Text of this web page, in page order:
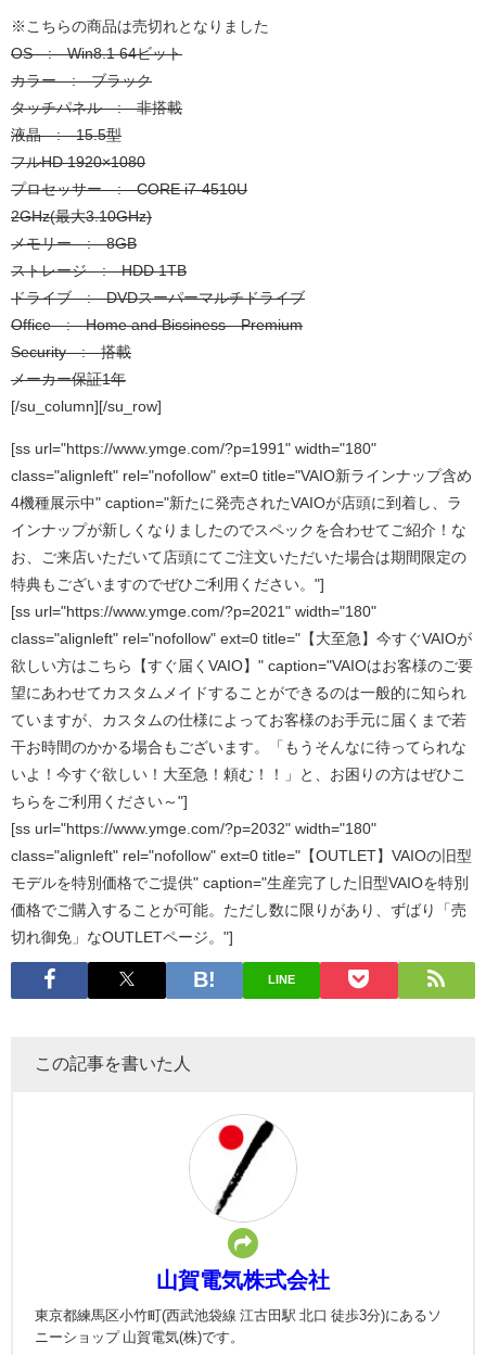
※こちらの商品は売切れとなりました
OS : Win8.1 64ビット
カラー : ブラック
タッチパネル : 非搭載
液晶 : 15.5型
フルHD 1920×1080
プロセッサー : CORE i7-4510U
2GHz(最大3.10GHz)
メモリー : 8GB
ストレージ : HDD 1TB
ドライブ : DVDスーパーマルチドライブ
Office : Home and Bissiness Premium
Security : 搭載
メーカー保証1年
[/su_column][/su_row]
[ss url="https://www.ymge.com/?p=1991" width="180"
class="alignleft" rel="nofollow" ext=0 title="VAIO新ラインナップ含め
4機種展示中" caption="新たに発売されたVAIOが店頭に到着し、ラ
インナップが新しくなりましたのでスペックを合わせてご紹介！な
お、ご来店いただいて店頭にてご注文いただいた場合は期間限定の
特典もございますのでぜひご利用ください。"]
[ss url="https://www.ymge.com/?p=2021" width="180"
class="alignleft" rel="nofollow" ext=0 title="【大至急】今すぐVAIOが
欲しい方はこちら【すぐ届くVAIO】" caption="VAIOはお客様のご要
望にあわせてカスタムメイドすることができるのは一般的に知られ
ていますが、カスタムの仕様によってお客様のお手元に届くまで若
干お時間のかかる場合もございます。「もうそんなに待ってられな
いよ！今すぐ欲しい！大至急！頼む！！」と、お困りの方はぜひこ
ちらをご利用ください～"]
[ss url="https://www.ymge.com/?p=2032" width="180"
class="alignleft" rel="nofollow" ext=0 title="【OUTLET】VAIOの旧型
モデルを特別価格でご提供" caption="生産完了した旧型VAIOを特別
価格でご購入することが可能。ただし数に限りがあり、ずばり「売
切れ御免」なOUTLETページ。"]
LINE
この記事を書いた人
山賀電気株式会社
東京都練馬区小竹町(西武池袋線 江古田駅 北口 徒歩3分)にあるソ
ニーショップ 山賀電気(株)です。